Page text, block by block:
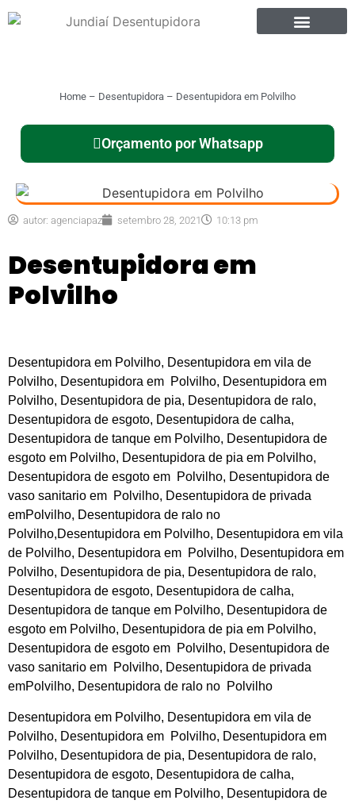
Home – Desentupidora – Desentupidora em Polvilho
Orçamento por Whatsapp
autor: agenciapaz setembro 28, 2021 10:13 pm
Desentupidora em
Polvilho
Desentupidora em Polvilho, Desentupidora em vila de
Polvilho, Desentupidora em Polvilho, Desentupidora em
Polvilho, Desentupidora de pia, Desentupidora de ralo,
Desentupidora de esgoto, Desentupidora de calha,
Desentupidora de tanque em Polvilho, Desentupidora de
esgoto em Polvilho, Desentupidora de pia em Polvilho,
Desentupidora de esgoto em Polvilho, Desentupidora de
vaso sanitario em Polvilho, Desentupidora de privada
emPolvilho, Desentupidora de ralo no
Polvilho,Desentupidora em Polvilho, Desentupidora em vila
de Polvilho, Desentupidora em Polvilho, Desentupidora em
Polvilho, Desentupidora de pia, Desentupidora de ralo,
Desentupidora de esgoto, Desentupidora de calha,
Desentupidora de tanque em Polvilho, Desentupidora de
esgoto em Polvilho, Desentupidora de pia em Polvilho,
Desentupidora de esgoto em Polvilho, Desentupidora de
vaso sanitario em Polvilho, Desentupidora de privada
emPolvilho, Desentupidora de ralo no Polvilho
Desentupidora em Polvilho, Desentupidora em vila de
Polvilho, Desentupidora em Polvilho, Desentupidora em
Polvilho, Desentupidora de pia, Desentupidora de ralo,
Desentupidora de esgoto, Desentupidora de calha,
Desentupidora de tanque em Polvilho, Desentupidora de